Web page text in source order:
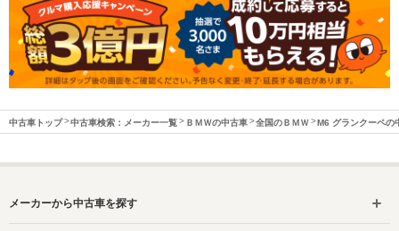
中古車トップ 中古車検索：メーカー一覧 ＢＭＷの中古車 全国のＢＭＷ M6 グランクーペの
メーカーから中古車を探す